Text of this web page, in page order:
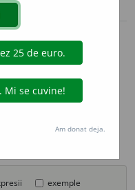
compilate de
filadefiniții.
pe pagina de
exemple
Am donat deja.